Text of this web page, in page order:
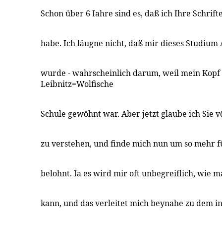
Schon über 6 Iahre sind es, daß ich Ihre
habe. Ich läugne nicht, daß mir dieses Studium
wurde - wahrscheinlich darum, weil mein Kopf
Leibnitz=Wolfische
Schule gewöhnt war. Aber jetzt glaube ich Sie
zu verstehen, und finde mich nun um so mehr
belohnt. Ia es wird mir oft unbegreiflich, wie
kann, und das verleitet mich beynahe zu dem